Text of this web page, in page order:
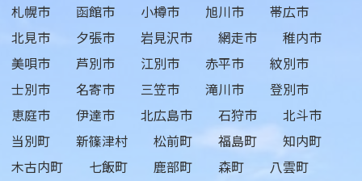
札幌市
函館市 小樽市 旭川市
帯広市
北見市
夕張市 岩見沢市 網走市
稚内市
美唄市
芦別市 江別市 赤平市
紋別市
士別市
名寄市 三笠市 滝川市
登別市
恵庭市
伊達市 北広島市 石狩市
北斗市
当別町
新篠津村 松前町 福島町
知内町
木古内町
七飯町 鹿部町 森町
八雲町